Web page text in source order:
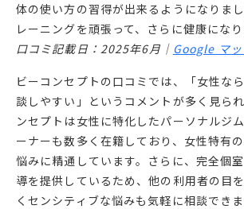
体の使い方の習得が出来るようになりま
レーニングを頑張って、さらに健康になり
口コミ記載日：2025年6月｜ Google マ
ビーコンセプトの口コミでは、「女性な
談しやすい」というコメントが多く見ら
ンセプトは女性に特化したパーソナルジ
ーナーも数多く在籍しており、女性特有
悩みに精通しています。さらに、完全個
導を提供しているため、他の利用者の目
くセンシティブな悩みも気軽に相談でき